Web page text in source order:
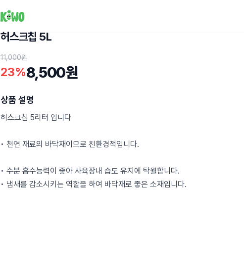
허스크칩 5L
11,000원
23%8,500원
상품 설명
허스크칩 5리터 입니다
• 천연 재료의 바닥재이므로 친환경적입니다.
• 수분 흡수능력이 좋아 사육장내 습도 유지에 탁월합니다.
• 냄새를 감소시키는 역할을 하여 바닥재로 좋은 소재입니다.